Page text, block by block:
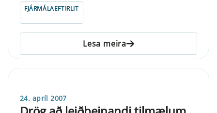
FJÁRMÁLAEFTIRLIT
Lesa meira
24. apríl 2007